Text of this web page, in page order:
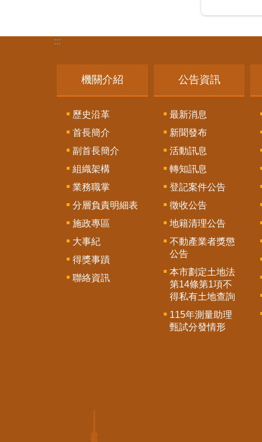
:::
機關介紹
歷史沿革
首長簡介
副首長簡介
組織架構
業務職掌
分層負責明細表
施政專區
大事紀
得獎事蹟
聯絡資訊
公告資訊
最新消息
新聞發布
活動訊息
轉知訊息
登記案件公告
徵收公告
地籍清理公告
不動產業者獎懲
公告
本市劃定土地法
第14條第1項不
得私有土地查詢
115年測量助理
甄試分發情形